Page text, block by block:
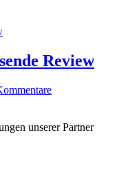
Review